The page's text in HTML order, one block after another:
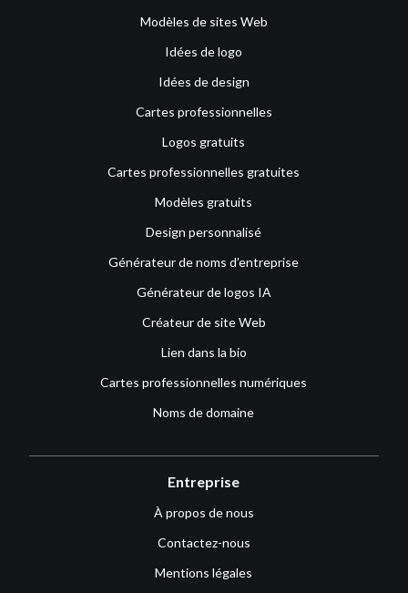
Modèles de sites Web
Idées de logo
Idées de design
Cartes professionnelles
Logos gratuits
Cartes professionnelles gratuites
Modèles gratuits
Design personnalisé
Générateur de noms d’entreprise
Générateur de logos IA
Créateur de site Web
Lien dans la bio
Cartes professionnelles numériques
Noms de domaine
Entreprise
À propos de nous
Contactez-nous
Mentions légales